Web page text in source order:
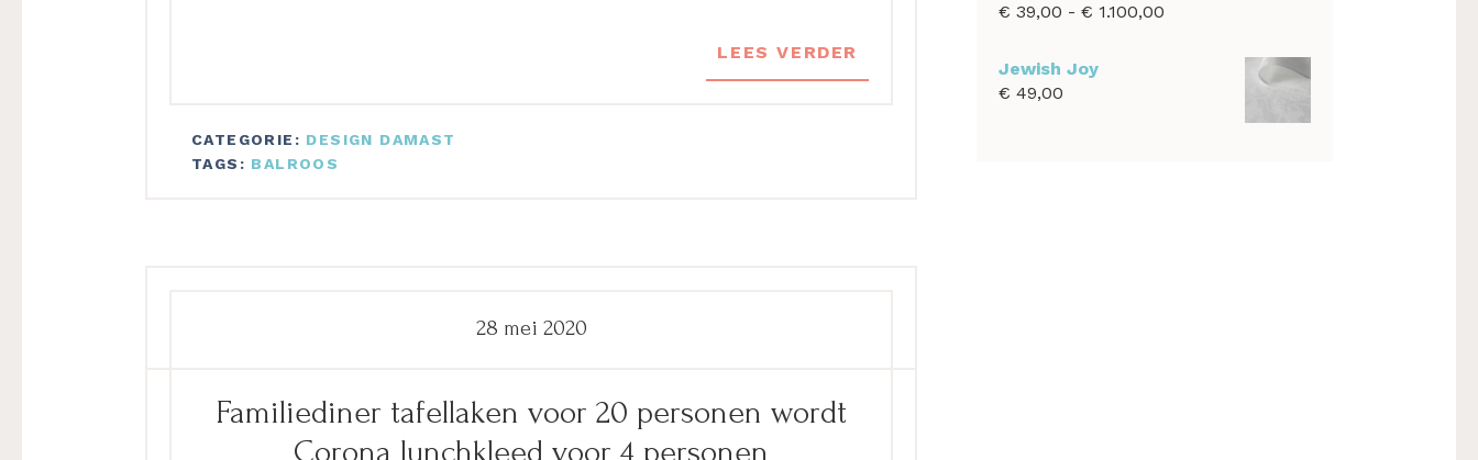
LEES VERDER
CATEGORIE: DESIGN DAMAST
TAGS: BALROOS
Familiediner tafellaken voor 20 personen wordt
Corona lunchkleed voor 4 personen
28 mei 2020
€ 39,00 - € 1.100,00
Jewish Joy
€ 49,00